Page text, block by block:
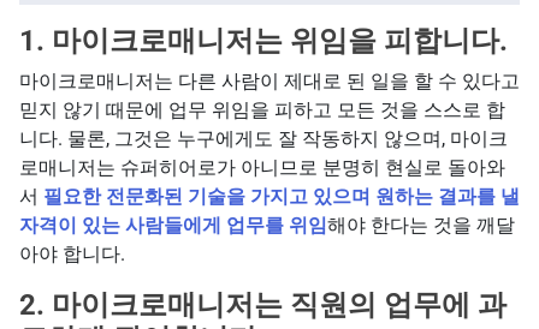
1. 마이크로매니저는 위임을 피합니다.
마이크로매니저는 다른 사람이 제대로 된 일을 할 수 있다고
믿지 않기 때문에 업무 위임을 피하고 모든 것을 스스로 합
니다. 물론, 그것은 누구에게도 잘 작동하지 않으며, 마이크
로매니저는 슈퍼히어로가 아니므로 분명히 현실로 돌아와
서 필요한 전문화된 기술을 가지고 있으며 원하는 결과를 낼
자격이 있는 사람들에게 업무를 위임해야 한다는 것을 깨달
아야 합니다.
2. 마이크로매니저는 직원의 업무에 과